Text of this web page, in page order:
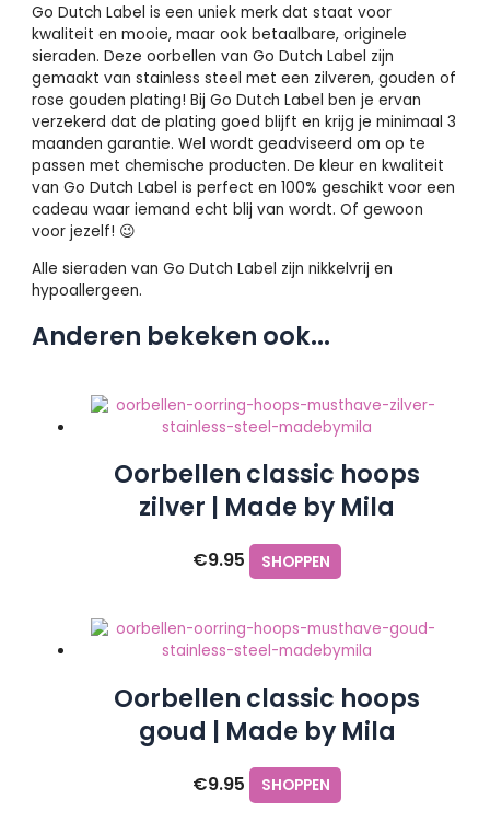
Go Dutch Label is een uniek merk dat staat voor
kwaliteit en mooie, maar ook betaalbare, originele
sieraden. Deze oorbellen van Go Dutch Label zijn
gemaakt van stainless steel met een zilveren, gouden of
rose gouden plating! Bij Go Dutch Label ben je ervan
verzekerd dat de plating goed blijft en krijg je minimaal 3
maanden garantie. Wel wordt geadviseerd om op te
passen met chemische producten. De kleur en kwaliteit
van Go Dutch Label is perfect en 100% geschikt voor een
cadeau waar iemand echt blij van wordt. Of gewoon
voor jezelf! 😉
Alle sieraden van Go Dutch Label zijn nikkelvrij en
hypoallergeen.
Anderen bekeken ook...
Oorbellen classic hoops
zilver | Made by Mila
€9.95 SHOPPEN
Oorbellen classic hoops
goud | Made by Mila
€9.95 SHOPPEN